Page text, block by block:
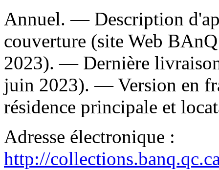
Annuel. — Description
couverture (site Web
2023). — Dernière
juin 2023). —Version en
résidence principale et
Adresse électronique :
http://